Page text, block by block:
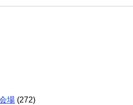
場 (272)